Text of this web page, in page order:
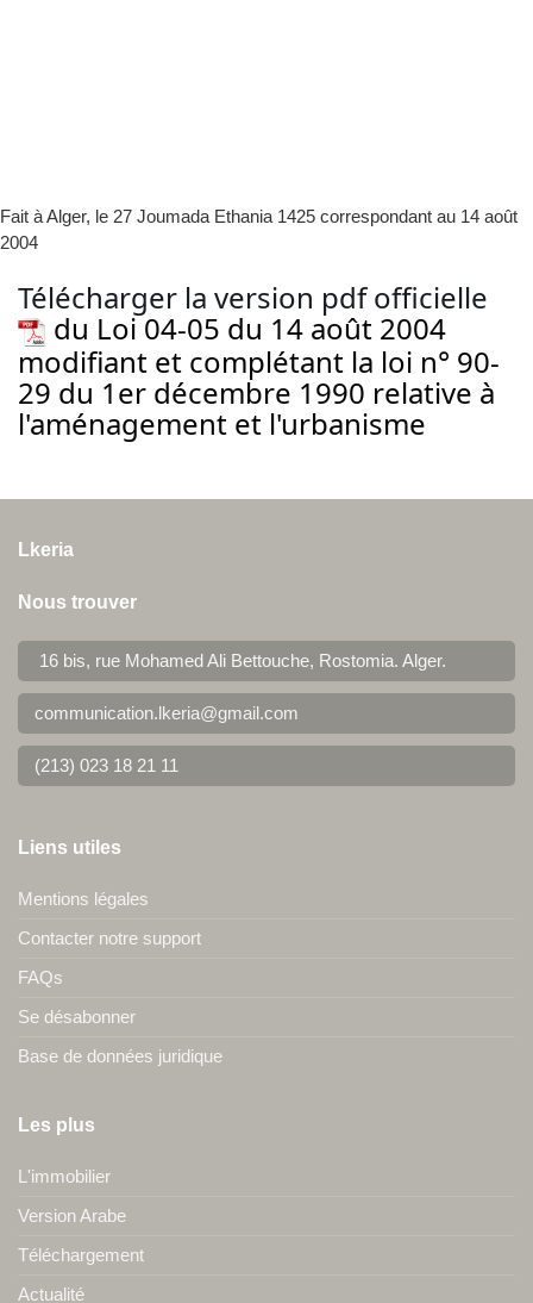
Fait à Alger, le 27 Joumada Ethania 1425 correspondant au 14 août
2004
Télécharger la version pdf officielle
du Loi 04-05 du 14 août 2004
modifiant et complétant la loi n° 90-
29 du 1er décembre 1990 relative à
l'aménagement et l'urbanisme
Lkeria
Nous trouver
16 bis, rue Mohamed Ali Bettouche, Rostomia. Alger.
communication.lkeria@gmail.com
(213) 023 18 21 11
Liens utiles
Mentions légales
Contacter notre support
FAQs
Se désabonner
Base de données juridique
Les plus
L'immobilier
Version Arabe
Téléchargement
Actualité